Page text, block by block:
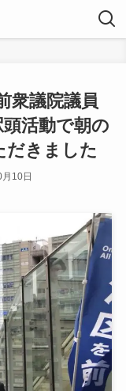
衆議院議員
活動で朝の
だきました
10日